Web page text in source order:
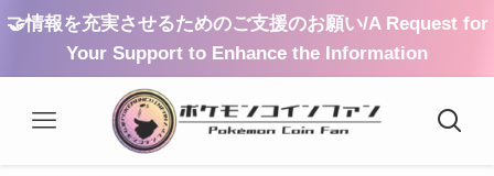
🤝情報を充実させるためのご支援のお願い/A Request for
Your Support to Enhance the Information